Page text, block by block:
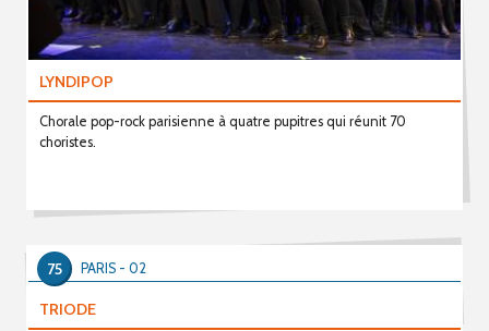
LYNDIPOP
Chorale pop-rock parisienne à quatre pupitres qui réunit 70
choristes.
TRIODE
PARIS - 02
75